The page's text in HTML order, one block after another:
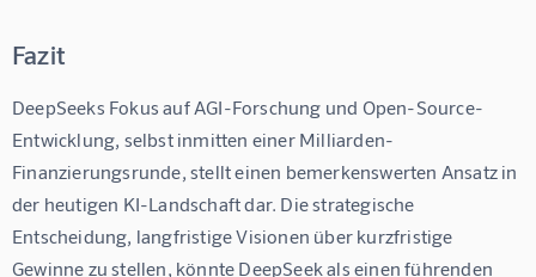
Fazit
DeepSeeks Fokus auf AGI-Forschung und Open-Source-
Entwicklung, selbst inmitten einer Milliarden-
Finanzierungsrunde, stellt einen bemerkenswerten Ansatz in
der heutigen KI-Landschaft dar. Die strategische
Entscheidung, langfristige Visionen über kurzfristige
Gewinne zu stellen, könnte DeepSeek als einen führenden